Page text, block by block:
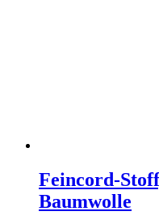
Feincord-
Baumwolle